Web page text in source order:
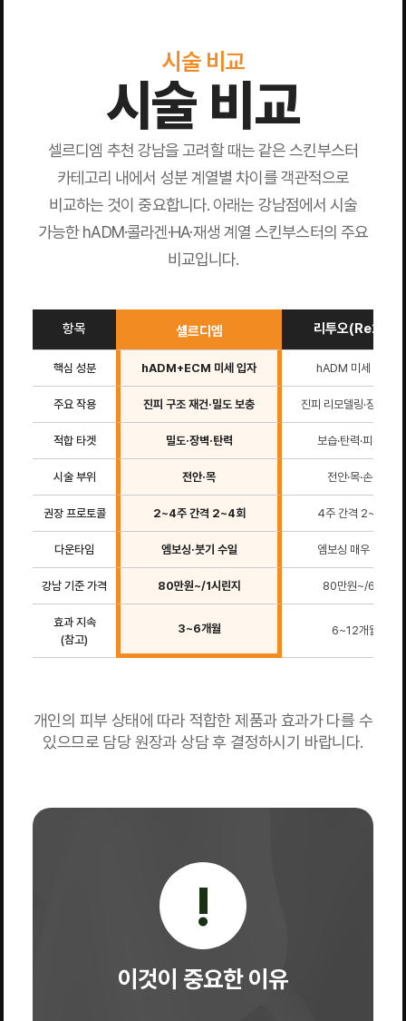
시술 비교
시술 비교
셀르디엠 추천 강남을 고려할 때는 같은 스킨부스터
카테고리 내에서 성분 계열별 차이를 객관적으로
비교하는 것이 중요합니다. 아래는 강남점에서 시술
가능한 hADM·콜라겐·HA·재생 계열 스킨부스터의 주요
비교입니다.
항목 셀르디엠 리투오(Re2O)
핵심 성분 hADM+ECM 미세 입자 hADM 미세 입자
주요 작용 진피 구조 재건·밀도 보충 진피 리모델링·장벽 강
적합 타겟 밀도·장벽·탄력 보습·탄력·피부결
시술 부위 전안·목 전안·목·손등
권장 프로토콜 2~4주 간격 2~4회 4주 간격 2~3회
다운타임 엠보싱·붓기 수일 엠보싱 매우 적음
강남 기준 가격 80만원~/1시린지 80만원~/6cc
효과 지속
(참고)
3~6개월 6~12개월
개인의 피부 상태에 따라 적합한 제품과 효과가 다를 수
있으므로 담당 원장과 상담 후 결정하시기 바랍니다.
!
이것이 중요한 이유